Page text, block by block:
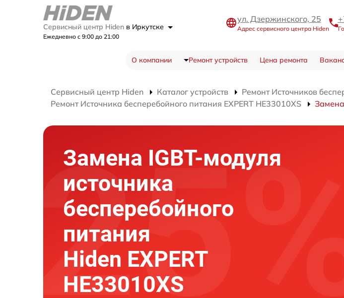
Сервисный центр Hiden в Иркутске
Ежедневно с 9:00 до 21:00
ул. Дзержинского, 25
Адрес сервисного центра Hiden
О компании Ремонт устройств Цена ремонта
Сервисный центр Hiden Каталог устройств
Ремонт Источников
Ремонт Источника бесперебойного питания EXPERT HE33010XS
Замена IGBT-модуля
источника
бесперебойного
питания
Hiden EXPERT
HE33010XS